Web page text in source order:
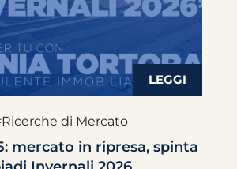
di Mercato
mercato in ripresa, spinta